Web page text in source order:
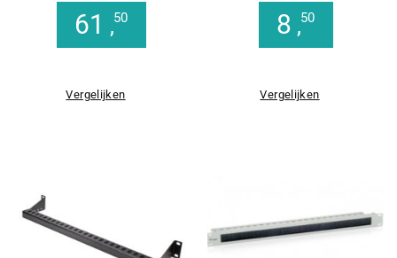
61 ,50
Vergelijken
8 ,50
Vergelijken